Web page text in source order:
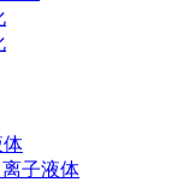
体
子液体